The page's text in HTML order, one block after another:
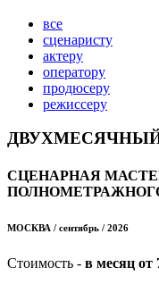
все
сценаристу
актеру
оператору
продюсеру
режиссеру
СЦЕНАРНАЯ
МОСКВА / сентябрь / 2026
Стоимость - в месяц от